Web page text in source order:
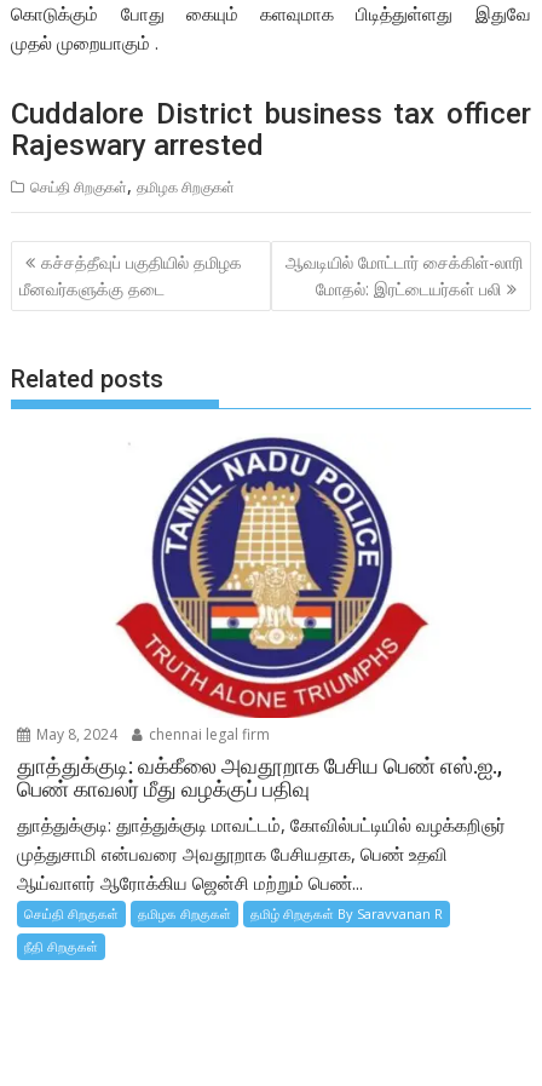
கொடுக்கும் போது கையும் களவுமாக பிடித்துள்ளது இதுவே
முதல் முறையாகும் .
Cuddalore District business tax officer
Rajeswary arrested
செய்தி சிறகுகள்,தமிழக சிறகுகள்
Post
navigation
கச்சத்தீவுப் பகுதியில் தமிழக
மீனவர்களுக்கு தடை
ஆவடியில் மோட்டார் சைக்கிள்-லாரி
மோதல்: இரட்டையர்கள் பலி
Related posts
May 8, 2024 chennai legal firm
துாத்துக்குடி: வக்கீலை அவதூறாக பேசிய பெண் எஸ்.ஐ.,
பெண் காவலர் மீது வழக்குப் பதிவு
துாத்துக்குடி: துாத்துக்குடி மாவட்டம், கோவில்பட்டியில் வழக்கறிஞர்
முத்துசாமி என்பவரை அவதூறாக பேசியதாக, பெண் உதவி
ஆய்வாளர் ஆரோக்கிய ஜென்சி மற்றும் பெண்...
செய்தி சிறகுகள் தமிழக சிறகுகள்
தமிழ் சிறகுகள் By Saravvanan R
நீதி சிறகுகள்